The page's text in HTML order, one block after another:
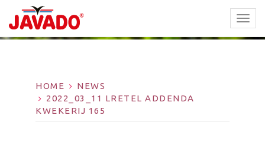
HOME
NEWS
2022_03_11 LRETEL ADDENDA
KWEKERIJ 165